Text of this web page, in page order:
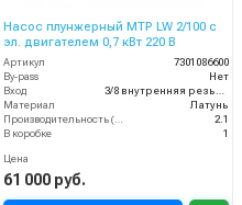
Насос плунжерный MTP LW 2/100 с
эл. двигателем 0,7 кВт 220 В
Артикул
7301086600
By-pass
Нет
Вход
Материал
Латунь
2.1
В коробке
1
Цена
61 000 руб.